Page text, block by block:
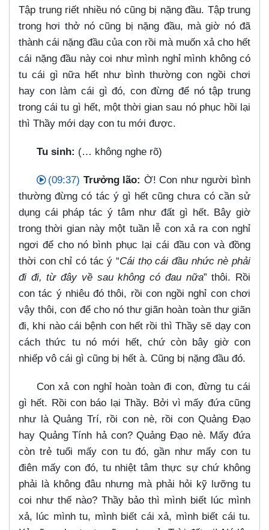
Tập trung riết nhiều nó cũng bị nặng đầu. Tập trung
trong hơi thở nó cũng bị nặng đầu, mà giờ nó đã
thành cái nặng đầu của con rồi mà muốn xả cho hết
cái nặng đầu này coi như mình nghỉ mình không có
tu cái gì nữa hết như bình thường con ngồi chơi
hay con làm cái gì đó, con đừng để nó tập trung
trong cái tu gì hết, một thời gian sau nó phục hồi lại
thì Thầy mới dạy con tu mới được.
Tu sinh: (…​ không nghe rõ)
(09:37) Trưởng lão: Ờ! Con như người bình
thường đừng có tác ý gì hết cũng chưa có cần sử
dụng cái pháp tác ý tâm như đất gì hết. Bây giờ
trong thời gian này một tuần lễ con xả ra con nghỉ
ngơi để cho nó bình phục lại cái đầu con và đồng
thời con chỉ có tác ý “Cái thọ cái đầu nhức nè phải
đi đi, từ đây về sau không có đau nữa” thôi. Rồi
con tác ý nhiêu đó thôi, rồi con ngồi nghỉ con chơi
vậy thôi, con để cho nó thư giãn hoàn toàn thư giãn
đi, khi nào cái bệnh con hết rồi thì Thầy sẽ dạy con
cách thức tu nó mới hết, chứ còn bây giờ con
nhiếp vô cái gì cũng bị hết à. Cũng bị nặng đầu đó.
Con xả con nghỉ hoàn toàn đi con, đừng tu cái
gì hết. Rồi con báo lại Thầy. Bởi vì mấy đứa cũng
như là Quảng Trí, rồi con nè, rồi con Quảng Đạo
hay Quảng Tính hả con? Quảng Đạo nè. Mấy đứa
còn trẻ tuổi mấy con tu đó, gần như mấy con tu
điên mấy con đó, tu nhiệt tâm thực sự chứ không
phải là không đâu nhưng mà phải hỏi kỹ lưỡng tu
coi như thế nào? Thầy bảo thì mình biết lúc mình
xả, lúc mình tu, mình biết cái xả, mình biết cái tu.